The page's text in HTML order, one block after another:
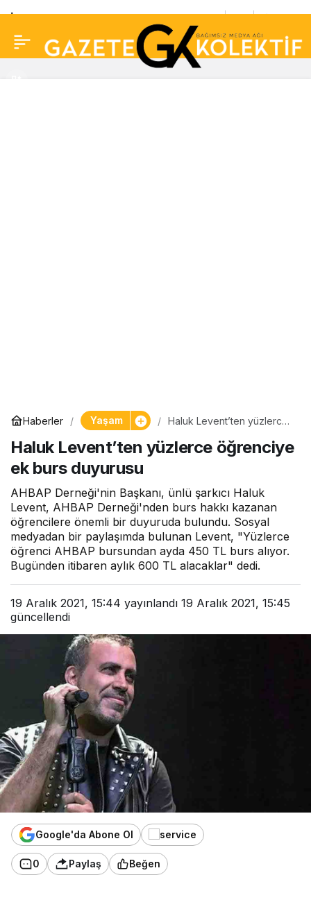
Haberler Yaşam
Haluk Levent’ten yüzlerce
duyurusu
Haluk Levent’ten yüzlerce öğrenciye
ek burs duyurusu
AHBAP Derneği'nin Başkanı, ünlü şarkıcı Haluk
Levent, AHBAP Derneği'nden burs hakkı kazanan
öğrencilere önemli bir duyuruda bulundu. Sosyal
medyadan bir paylaşımda bulunan Levent, "Yüzlerce
öğrenci AHBAP bursundan ayda 450 TL burs alıyor.
Bugünden itibaren aylık 600 TL alacaklar" dedi.
19 Aralık 2021, 15:44 yayınlandı 19 Aralık 2021, 15:45
güncellendi
Google'da Abone Ol
0 Paylaş Beğen
atlatan Fulya Öztürk